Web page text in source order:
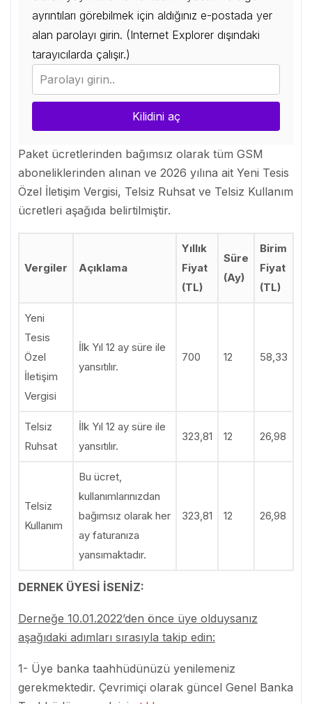
ayrıntıları görebilmek için aldığınız e-postada yer
alan parolayı girin. (Internet Explorer dışındaki
tarayıcılarda çalışır.)
Kilidini aç
Paket ücretlerinden bağımsız olarak tüm GSM
aboneliklerinden alınan ve 2026 yılına ait Yeni Tesis
Özel İletişim Vergisi, Telsiz Ruhsat ve Telsiz Kullanım
ücretleri aşağıda belirtilmiştir.
Vergiler Açıklama
Yıllık
Fiyat
(TL)
Süre
(Ay)
Birim
Fiyat
(TL)
Yeni
Tesis
Özel
İletişim
Vergisi
İlk Yıl 12 ay süre ile
yansıtılır.
700 12 58,33
Telsiz
Ruhsat
İlk Yıl 12 ay süre ile
yansıtılır.
323,81 12 26,98
Telsiz
Kullanım
Bu ücret,
kullanımlarınızdan
bağımsız olarak her
ay faturanıza
yansımaktadır.
323,81 12 26,98
DERNEK ÜYESİ İSENİZ:
Derneğe 10.01.2022’den önce üye olduysanız
aşağıdaki adımları sırasıyla takip edin:
1- Üye banka taahhüdünüzü yenilemeniz
gerekmektedir. Çevrimiçi olarak güncel Genel Banka